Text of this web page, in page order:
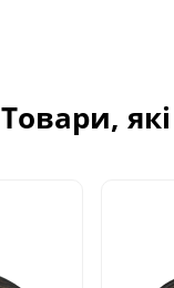
Товари,